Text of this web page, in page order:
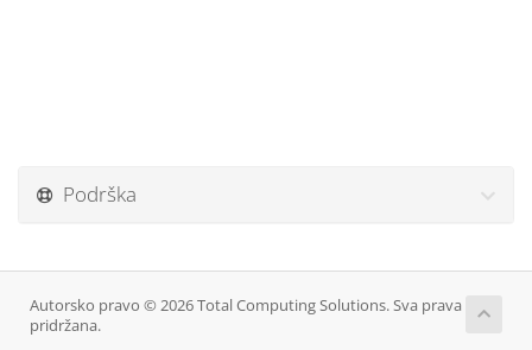
Podrška
Autorsko pravo © 2026 Total Computing Solutions. Sva prava
pridržana.